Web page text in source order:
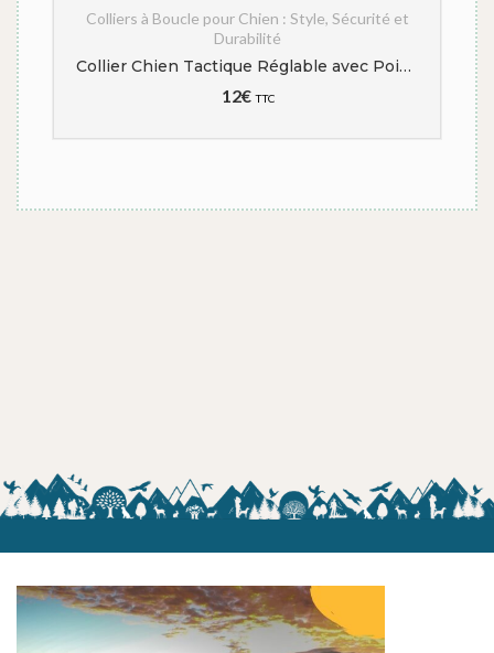
Colliers à Boucle pour Chien : Style, Sécurité et
Durabilité
Collier Chien Tactique Réglable avec Poignée de Commande – Collier pour Chien Boucle en Métal Idéal pour Chiens de Travail et Toutes Tailles (Noir, M)
12€ TTC